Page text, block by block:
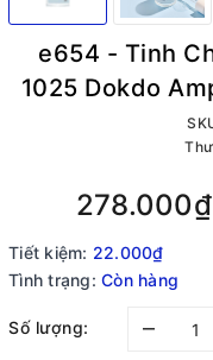
e654 - Tinh
1025 Dokdo
278.000₫
Tiết kiệm: 22.000₫
Tình trạng: Còn hàng
Số lượng: –